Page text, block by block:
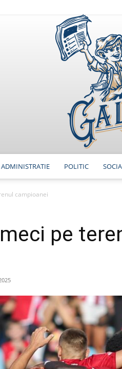
ADMINISTRATIE POLITIC
campioanei
pe